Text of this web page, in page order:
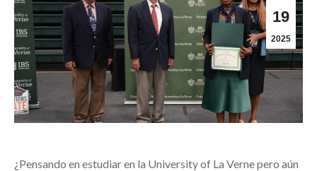
19
2025
¿Pensando en estudiar en la University of La Verne pero aún